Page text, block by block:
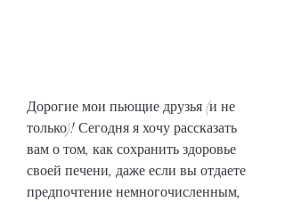
Дорогие мои пьющие друзья (и не
только)! Сегодня я хочу рассказать
вам о том, как сохранить здоровье
своей печени, даже если вы отдаете
предпочтение немногочисленным,